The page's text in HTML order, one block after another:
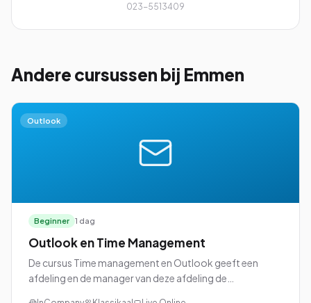
023-5513409
Andere cursussen bij Emmen
Outlook
Beginner 1 dag
Outlook en Time Management
De cursus Time management en Outlook geeft een
afdeling en de manager van deze afdeling de